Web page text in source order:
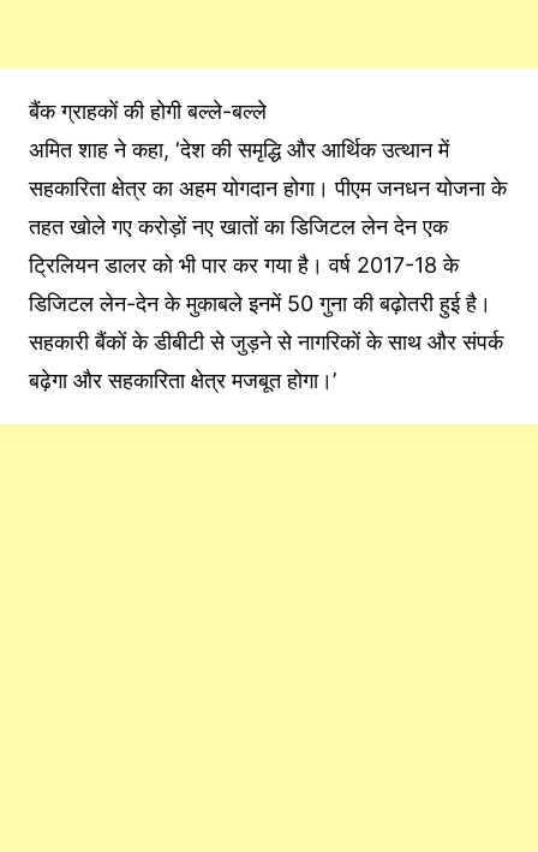
बैंक ग्राहकों की होगी बल्ले-बल्ले
अमित शाह ने कहा, ‘देश की समृद्धि और आर्थिक उत्थान में
सहकारिता क्षेत्र का अहम योगदान होगा। पीएम जनधन योजना के
तहत खोले गए करोड़ों नए खातों का डिजिटल लेन देन एक
ट्रिलियन डालर को भी पार कर गया है। वर्ष 2017-18 के
डिजिटल लेन-देन के मुकाबले इनमें 50 गुना की बढ़ोतरी हुई है।
सहकारी बैंकों के डीबीटी से जुड़ने से नागरिकों के साथ और संपर्क
बढ़ेगा और सहकारिता क्षेत्र मजबूत होगा।’